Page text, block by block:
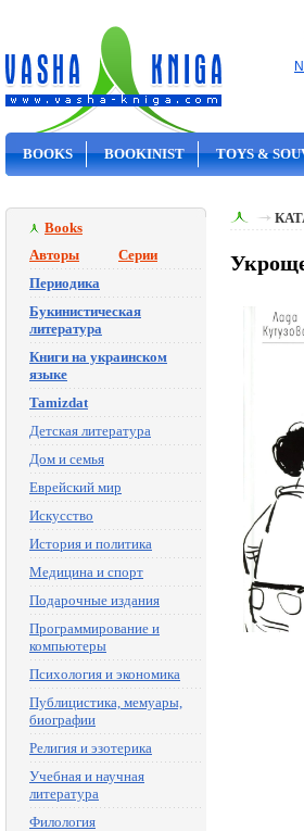
BOOKS BOOKINIST TOYS &
Books
Авторы
Серии
Периодика
Букинистическая
литература
Книги на украинском
языке
Tamizdat
Детская литература
Дом и семья
Еврейский мир
Искусство
История и политика
Медицина и спорт
Подарочные издания
Программирование и
компьютеры
Психология и экономика
Публицистика, мемуары,
биографии
Религия и эзотерика
Учебная и научная
литература
Филология